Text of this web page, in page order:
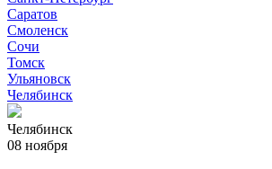
Саратов
Смоленск
Сочи
Томск
Ульяновск
Челябинск
Челябинск
08 ноября